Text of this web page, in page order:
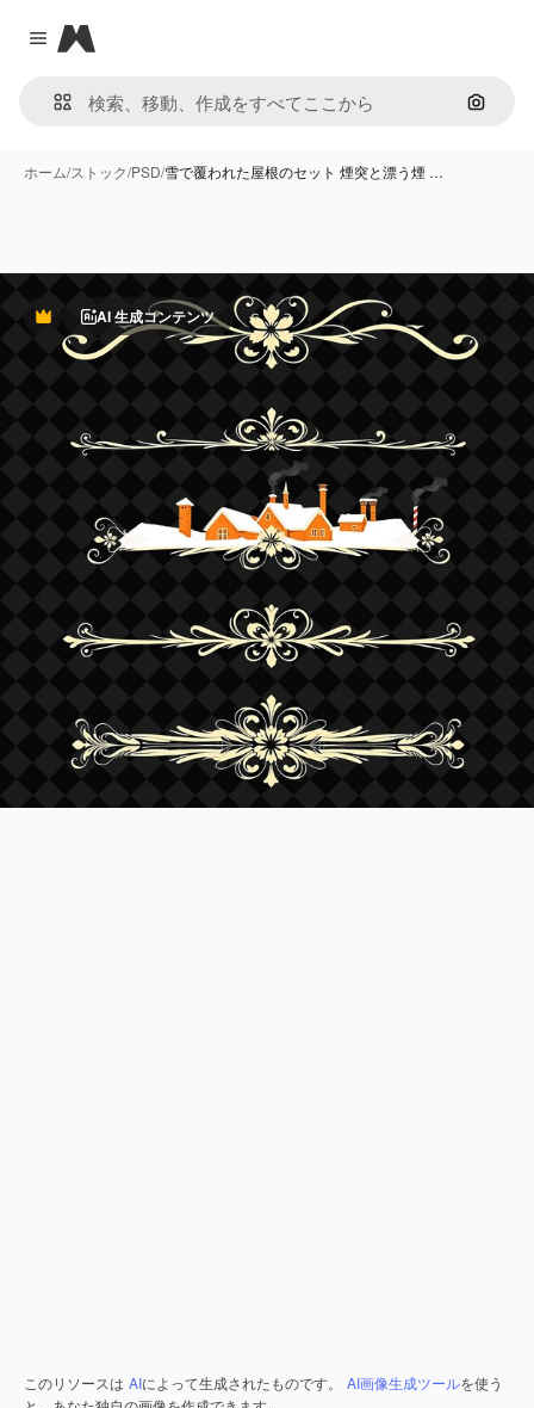
Close menu
Magnific
画像で
ホーム/ストック/PSD/雪で覆われた屋根のセット 煙突と漂う煙 …
PremiumAI 生成コンテンツ
このリソースは AIによって生成されたものです。 AI画像生成ツールを使う